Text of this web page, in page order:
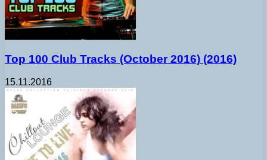
Top 100 Club Tracks (October 2016) (2016)
15.11.2016